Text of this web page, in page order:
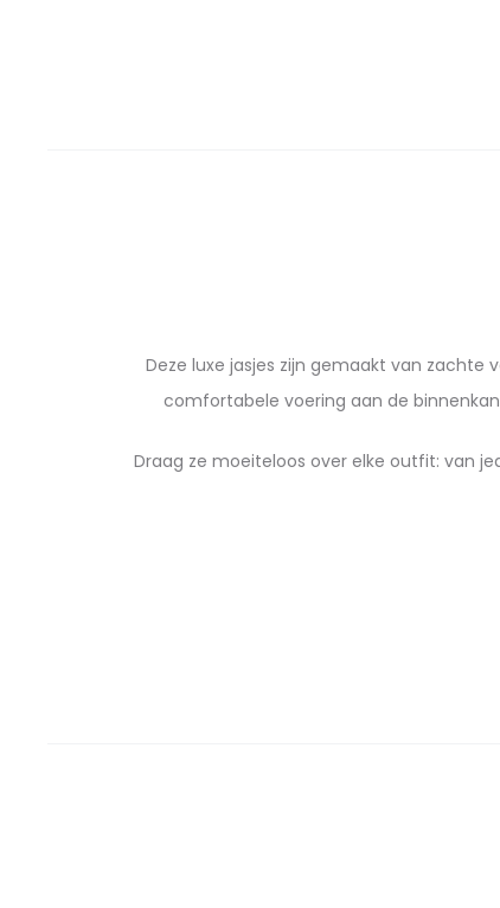
Deze luxe jasjes zijn gemaakt van
comfortabele voering aan de
Draag ze moeiteloos over elke outfit: van